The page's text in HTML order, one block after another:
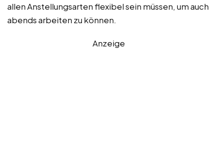
allen Anstellungsarten flexibel sein müssen, um auch
abends arbeiten zu können.
Anzeige